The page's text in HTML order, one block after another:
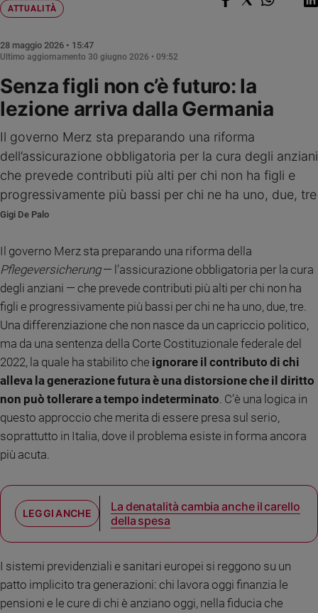
Fede
spiritualità
Santi
e
fede
giorno
Santo
giorno
Società
e
valori
Ambiente
e
Creato
Volontariato
Aziende
valore
Caso
Migranti
Diversità
e
Cultura
ATTUALITÀ
Senza figli non c’è futuro: la
lezione arriva dalla Germania
Il governo Merz sta preparando una riforma
dell’assicurazione obbligatoria per la cura degli anziani
che prevede contributi più alti per chi non ha figli e
progressivamente più bassi per chi ne ha uno, due, tre
Gigi De Palo
28 maggio 2026 • 15:47
Ultimo aggiornamento 30 giugno 2026 • 09:52
Il governo Merz sta preparando una riforma della
Pflegeversicherung— l’assicurazione obbligatoria per la cura
degli anziani — che prevede contributi più alti per chi non ha
figli e progressivamente più bassi per chi ne ha uno, due, tre.
Una differenziazione che non nasce da un capriccio politico,
ma da una sentenza della Corte Costituzionale federale del
2022, la quale ha stabilito che ignorare il contributo di chi
alleva la generazione futura è una distorsione che il diritto
non può tollerare a tempo indeterminato . C’è una logica in
questo approccio che merita di essere presa sul serio,
soprattutto in Italia, dove il problema esiste in forma ancora
più acuta.
La denatalità cambia anche il carello
della spesa
I sistemi previdenziali e sanitari europei si reggono su un
patto implicito tra generazioni: chi lavora oggi finanzia le
pensioni e le cure di chi è anziano oggi, nella fiducia che